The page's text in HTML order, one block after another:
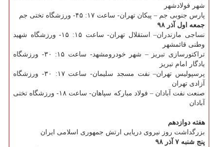
شهر فولادشهر
پارس جنوبی جم – پیكان تهران- ساعت ۱۷: ۴۵- ورزشگاه تختی جم
جمعه اول آذر ۹۸
نساجی مازندران– استقلال تهران- ساعت ۱۵: ۱۵- ورزشگاه شهید
وطنی قائمشهر
تراكتورسازی تبریز – شهر خودرومشهد- ساعت ۱۵: ۳۰- ورزشگاه
یادگار امام تبریز
پرسپولیس تهران– نفت مسجد سلیمان- ساعت ۱۷: ۳۰- ورزشگاه
آزادی تهران
صنعت نفت آبادان – فولاد مباركه سپاهان- ساعت ۱۸- ورزشگاه تختی
آبادان
هفته دوازدهم
بزرگداشت روز نیروی دریایی ارتش جمهوری اسلامی ایران
پنج شنبه ۷ آذر ۹۸